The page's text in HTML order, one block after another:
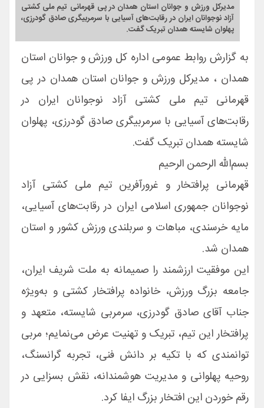
مدیرکل ورزش و جوانان استان همدان در پی قهرمانی تیم ملی کشتی
آزاد نوجوانان ایران در رقابت‌های آسیایی با سرمربیگری صادق گودرزی،
پهلوان شایسته همدان تبریک گفت.
به گزارش روابط عمومی اداره کل ورزش و جوانان استان
همدان ، مدیرکل ورزش و جوانان استان همدان در پی
قهرمانی تیم ملی کشتی آزاد نوجوانان ایران در
رقابت‌های آسیایی با سرمربیگری صادق گودرزی، پهلوان
شایسته همدان تبریک گفت.
بسم‌الله الرحمن الرحیم
قهرمانی پرافتخار و غرورآفرین تیم ملی کشتی آزاد
نوجوانان جمهوری اسلامی ایران در رقابت‌های آسیایی،
مایه خرسندی، مباهات و سربلندی ورزش کشور و استان
همدان شد.
این موفقیت ارزشمند را صمیمانه به ملت شریف ایران،
جامعه بزرگ ورزش، خانواده پرافتخار کشتی و به‌ویژه
جناب آقای صادق گودرزی، سرمربی شایسته، متعهد و
پرافتخار این تیم، تبریک و تهنیت عرض می‌نمایم؛ مربی
توانمندی که با تکیه بر دانش فنی، تجربه گرانسنگ،
روحیه پهلوانی و مدیریت هوشمندانه، نقش بسزایی در
رقم خوردن این افتخار بزرگ ایفا کرد.